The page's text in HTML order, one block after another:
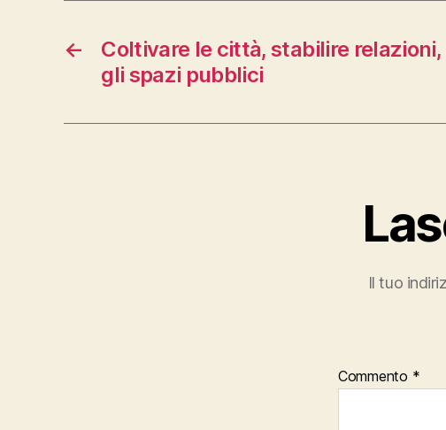
←
Coltivare le città, stabilire
gli spazi pubblici
Il tuo
Commento *